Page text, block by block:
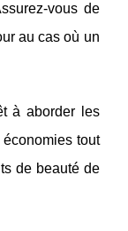
vous de
au cas où un
à aborder les
tout
de beauté de